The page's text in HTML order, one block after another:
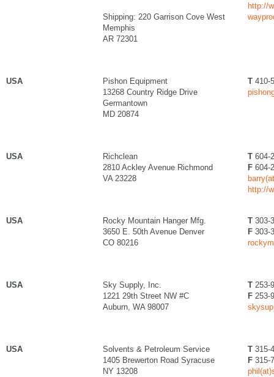
Shipping: 220 Garrison Cove West
Memphis
AR 72301
http://
USA
Pishon Equipment
13268 Country Ridge Drive
Germantown
MD 20874
T 410-
USA
Richclean
2810 Ackley Avenue Richmond
VA 23228
T 604-
F 604-
http://
USA
Rocky Mountain Hanger Mfg.
3650 E. 50th Avenue Denver
CO 80216
T 303-
F 303-
USA
Sky Supply, Inc.
1221 29th Street NW #C
Auburn, WA 98007
T 253-
F 253-
USA
Solvents & Petroleum Service
1405 Brewerton Road Syracuse
NY 13208
T 315-
F 315-